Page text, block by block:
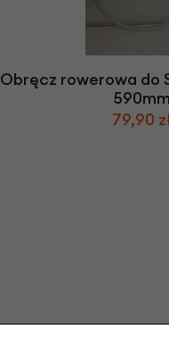
Obręcz rowerowa do
590mm
79,90